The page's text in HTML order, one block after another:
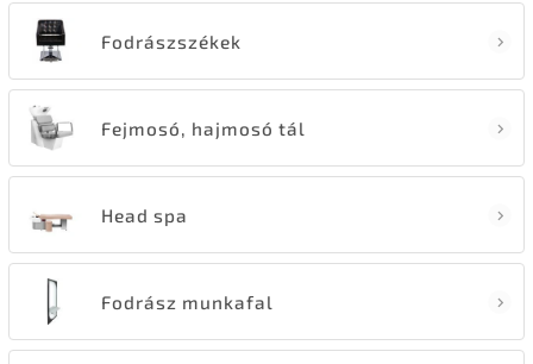
Fodrászszékek
Fejmosó, hajmosó tál
Head spa
Fodrász munkafal